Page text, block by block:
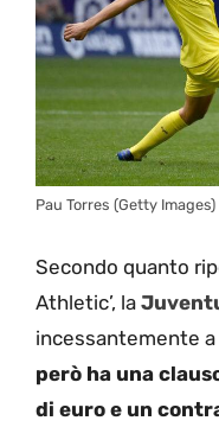
Pau Torres (Getty Images)
Secondo quanto
Athletic’, la
incessantemente a
però ha una
di euro e un